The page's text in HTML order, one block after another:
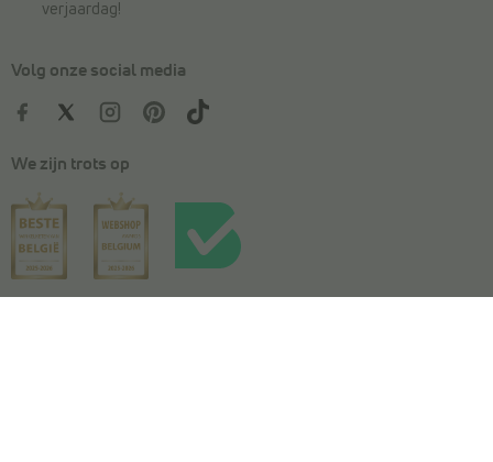
verjaardag!
Volg onze social media
We zijn trots op